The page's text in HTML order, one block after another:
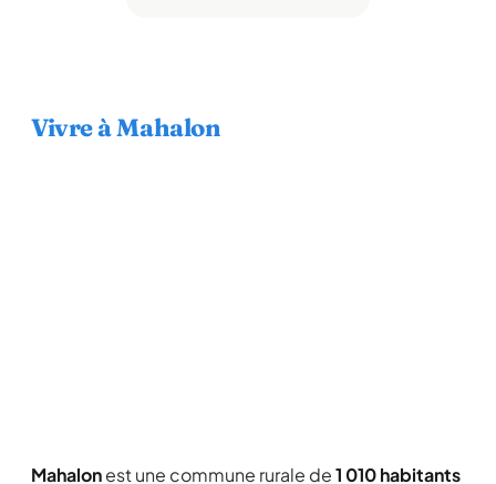
Vivre à Mahalon
Mahalonest une commune rurale de1 010 habitants